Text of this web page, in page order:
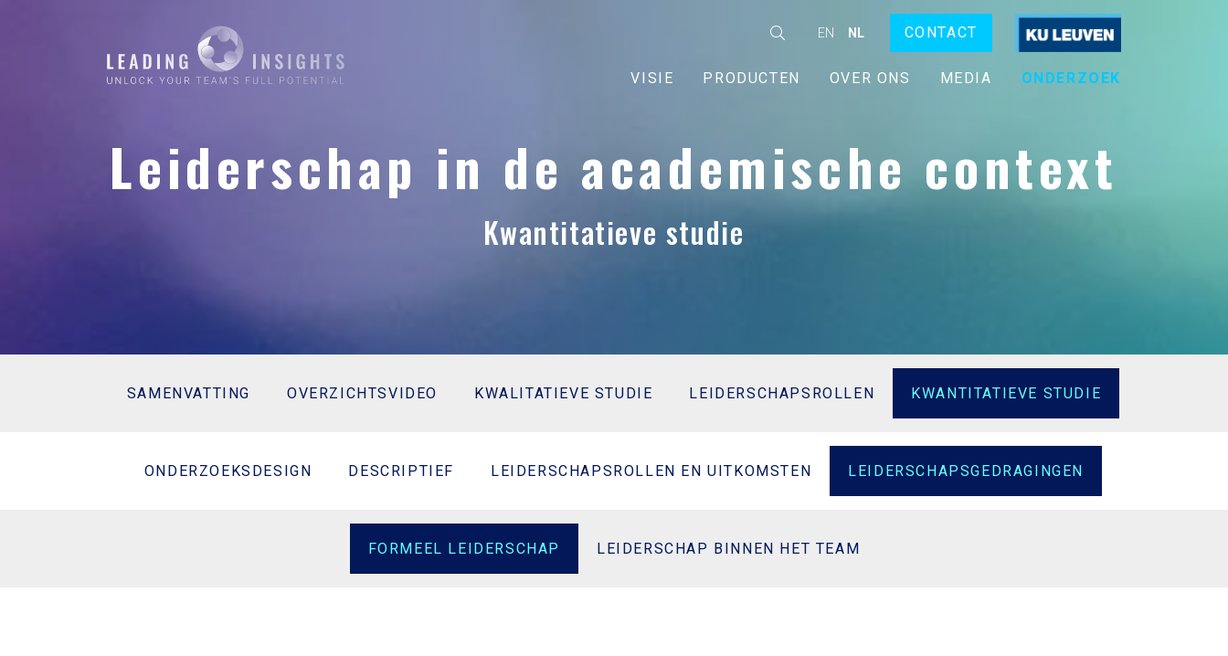
EN NL CONTACT
VISIE PRODUCTEN OVER ONS MEDIA ONDERZOEK
Leiderschap in de academische context
Kwantitatieve studie
SAMENVATTING OVERZICHTSVIDEO KWALITATIEVE STUDIE LEIDERSCHAPSROLLEN KWANTITATIEVE STUDIE
ONDERZOEKSDESIGN DESCRIPTIEF LEIDERSCHAPSROLLEN EN UITKOMSTEN LEIDERSCHAPSGEDRAGINGEN
FORMEEL LEIDERSCHAP LEIDERSCHAP BINNEN HET TEAM